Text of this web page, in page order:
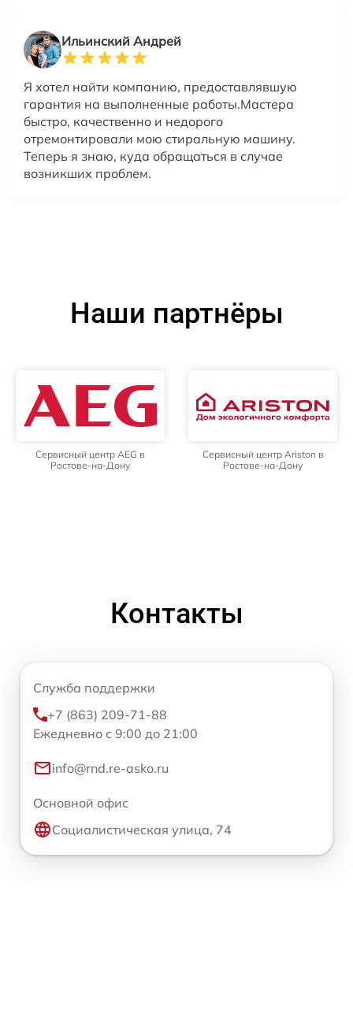
Ильинский Андрей
Я хотел найти компанию, предоставлявшую
гарантия на выполненные работы.Мастера
быстро, качественно и недорого
отремонтировали мою стиральную машину.
Теперь я знаю, куда обращаться в случае
возникших проблем.
Наши партнёры
Сервисный центр AEG в
Ростове-на-Дону
Сервисный центр Ariston в
Ростове-на-Дону
Контакты
Служба поддержки
+7 (863) 209-71-88
Ежедневно с 9:00 до 21:00
info@rnd.re-asko.ru
Основной офис
Социалистическая улица, 74